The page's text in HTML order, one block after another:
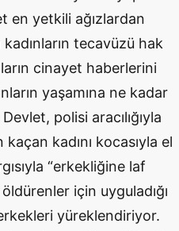
en yetkili ağızlardan
tecavüzü hak
cinayet haberlerini
yaşamına ne kadar
polisi aracılığıyla
kadını kocasıyla el
“erkekliğine laf
öldürenler için uyguladığı
yüreklendiriyor.